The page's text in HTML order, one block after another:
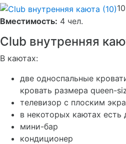
10
Вместимость: 4 чел.
Club внутренняя
В каютах:
две односпальные
кровать размера queen-
телевизор с плоским
в некоторых каютах есть
мини-бар
кондиционер